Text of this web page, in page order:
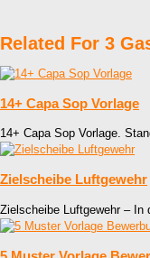
Related For 3
14+ Capa Sop Vorlage
14+ Capa Sop Vorlage.
Zielscheibe Luftgewehr
Zielscheibe Luftgewehr – In